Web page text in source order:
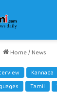
Home/News
Kannada
Tamil